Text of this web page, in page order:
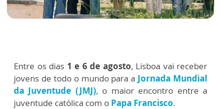
Entre os dias 1 e 6 de agosto, Lisboa vai receber
jovens de todo o mundo para a Jornada Mundial
da Juventude (JMJ), o maior encontro entre a
juventude católica com o Papa Francisco.